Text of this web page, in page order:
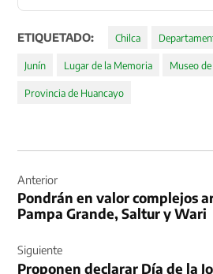
ETIQUETADO: Chilca
Junín Lugar de la Memoria Museo
Provincia de Huancayo
de
entradas
Anterior
Pondrán en valor complejos
Pampa Grande, Saltur y Wari
Siguiente
Proponen declarar Día de la